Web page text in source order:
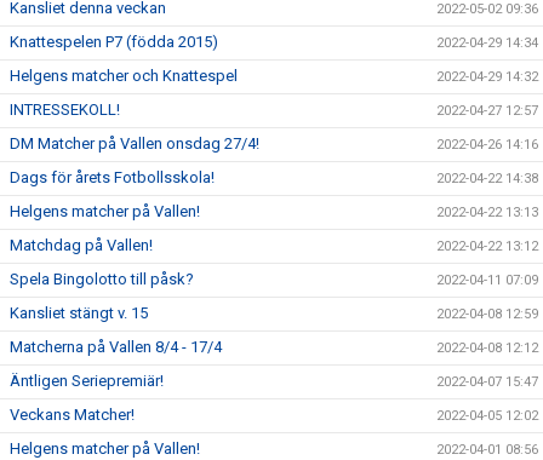
Kansliet denna veckan 2022-05-02 09:36
Knattespelen P7 (födda 2015) 2022-04-29 14:34
Helgens matcher och Knattespel 2022-04-29 14:32
INTRESSEKOLL! 2022-04-27 12:57
DM Matcher på Vallen onsdag 27/4! 2022-04-26 14:16
Dags för årets Fotbollsskola! 2022-04-22 14:38
Helgens matcher på Vallen! 2022-04-22 13:13
Matchdag på Vallen! 2022-04-22 13:12
Spela Bingolotto till påsk? 2022-04-11 07:09
Kansliet stängt v. 15 2022-04-08 12:59
Matcherna på Vallen 8/4 - 17/4 2022-04-08 12:12
Äntligen Seriepremiär! 2022-04-07 15:47
Veckans Matcher! 2022-04-05 12:02
Helgens matcher på Vallen! 2022-04-01 08:56